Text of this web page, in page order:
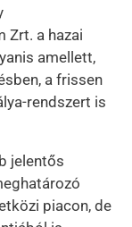
Zrt. a hazai
amellett,
a frissen
rendszert is
jelentős
piacon, de